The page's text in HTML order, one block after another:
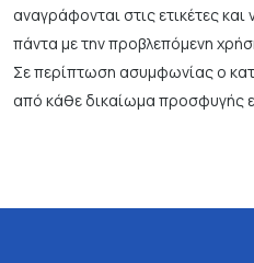
αναγράφονται στις ετικέτες
πάντα με την προβλεπόμενη
Σε περίπτωση ασυμφωνίας ο
από κάθε δικαίωμα προσφυγής